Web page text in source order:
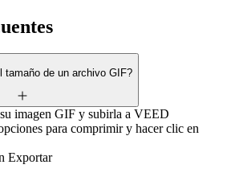
tamaño de un archivo GIF?
imagen GIF y subirla a VEED
para comprimir y hacer clic en
Exportar